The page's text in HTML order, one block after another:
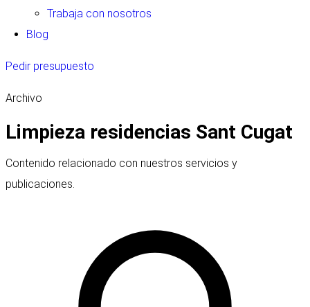
Trabaja con nosotros
Blog
Pedir presupuesto
Archivo
Limpieza residencias Sant Cugat
Contenido relacionado con nuestros servicios y
publicaciones.